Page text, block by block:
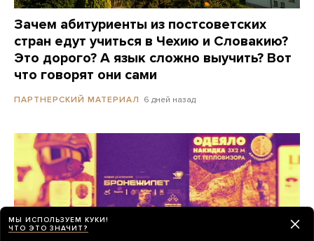
Зачем абитуриенты из постсоветских
стран едут учиться в Чехию и Словакию?
Это дорого? А язык сложно выучить? Вот
что говорят они сами
ПАРТНЕРСКИЙ МАТЕРИАЛ 6 дней назад
МЫ ИСПОЛЬЗУЕМ КУКИ!
ЧТО ЭТО ЗНАЧИТ?